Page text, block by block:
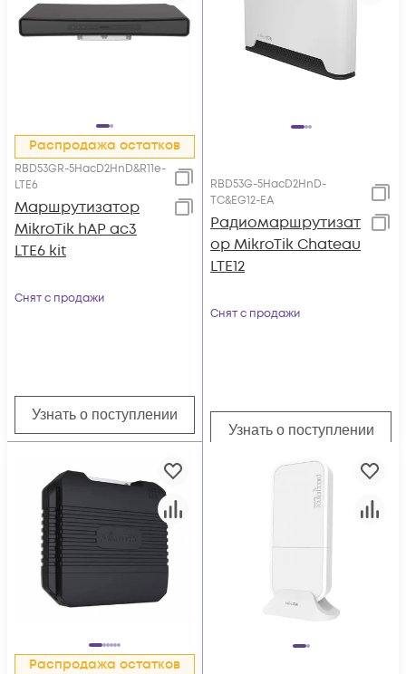
Распродажа остатков
RBD53GR-5HacD2HnD&R11e-
LTE6
Маршрутизатор
MikroTik hAP ac3
LTE6 kit
Снят с продажи
Узнать о поступлении
RBD53G-5HacD2HnD-
TC&EG12-EA
Радиомаршрутизат
ор MikroTik Chateau
LTE12
Снят с продажи
Узнать о поступлении
Распродажа остатков